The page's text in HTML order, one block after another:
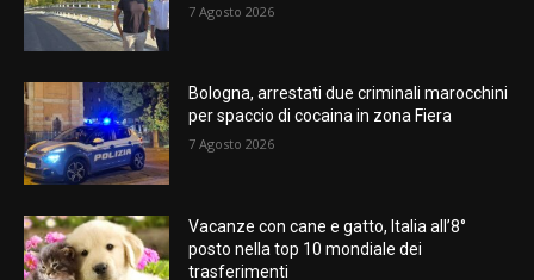
7 Agosto 2026
Bologna, arrestati due criminali marocchini
per spaccio di cocaina in zona Fiera
7 Agosto 2026
Vacanze con cane e gatto, Italia all’8°
posto nella top 10 mondiale dei
trasferimenti